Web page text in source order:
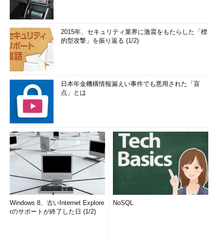
2015年、セキュリティ業界に激震をもたらした「標
的型攻撃」を振り返る (1/2)
日本年金機構情報漏えい事件でも悪用された「盲
点」とは
Windows 8、古いInternet Explore
rのサポートが終了した日 (1/2)
NoSQL